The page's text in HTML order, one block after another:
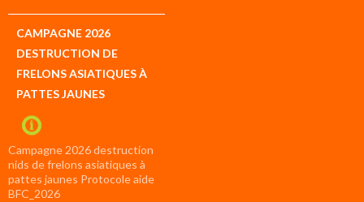
CAMPAGNE 2026
DESTRUCTION DE
FRELONS ASIATIQUES À
PATTES JAUNES
Campagne 2026 destruction
nids de frelons asiatiques à
pattes jaunes Protocole aide
BFC_2026